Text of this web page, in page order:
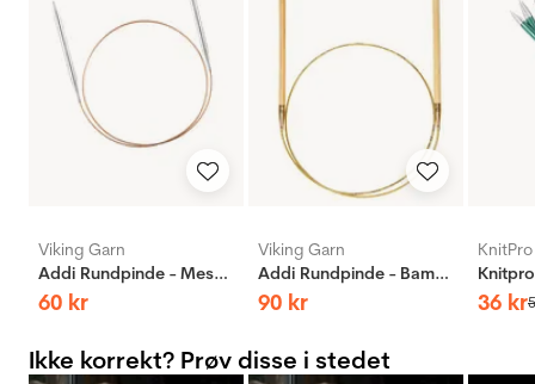
Viking Garn
Addi Rundpinde - Messing
60 kr
Viking Garn
Addi Rundpinde - Bambus
90 kr
KnitPro
36 kr
Ikke korrekt? Prøv disse i stedet